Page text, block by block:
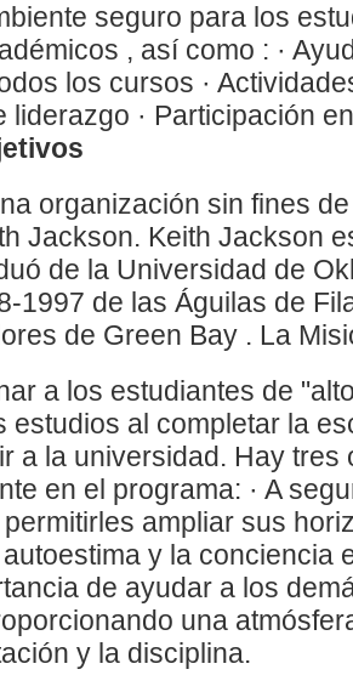
seguro para los
, así como : ·
los cursos ·
liderazgo · Participación
organización sin fines
Jackson. Keith Jackson
de la Universidad de
1997 de las Águilas de
de Green Bay . La
a los estudiantes de
estudios al completar la
a la universidad. Hay
en el programa: · A
ampliar sus
y la conciencia
de ayudar a los
una
y la disciplina.